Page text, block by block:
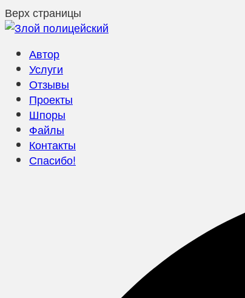
Верх страницы
Автор
Услуги
Отзывы
Проекты
Шпоры
Файлы
Контакты
Спасибо!